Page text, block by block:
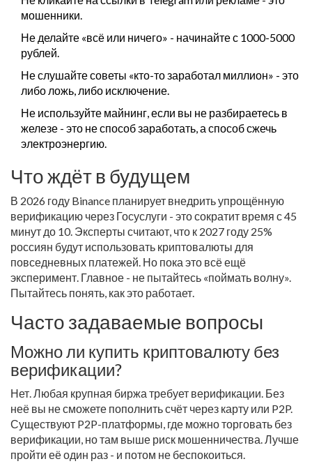
мошенники.
Не делайте «всё или ничего» - начинайте с 1000-5000
рублей.
Не слушайте советы «кто-то заработал миллион» - это
либо ложь, либо исключение.
Не используйте майнинг, если вы не разбираетесь в
железе - это не способ заработать, а способ сжечь
электроэнергию.
Что ждёт в будущем
В 2026 году Binance планирует внедрить упрощённую
верификацию через Госуслуги - это сократит время с 45
минут до 10. Эксперты считают, что к 2027 году 25%
россиян будут использовать криптовалюты для
повседневных платежей. Но пока это всё ещё
эксперимент. Главное - не пытайтесь «поймать волну».
Пытайтесь понять, как это работает.
Часто задаваемые вопросы
Можно ли купить криптовалюту без
верификации?
Нет. Любая крупная биржа требует верификации. Без
неё вы не сможете пополнить счёт через карту или P2P.
Существуют P2P-платформы, где можно торговать без
верификации, но там выше риск мошенничества. Лучше
пройти её один раз - и потом не беспокоиться.